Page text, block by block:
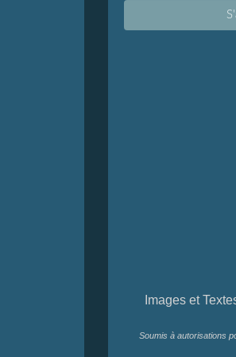
Images et
Soumis à autorisations